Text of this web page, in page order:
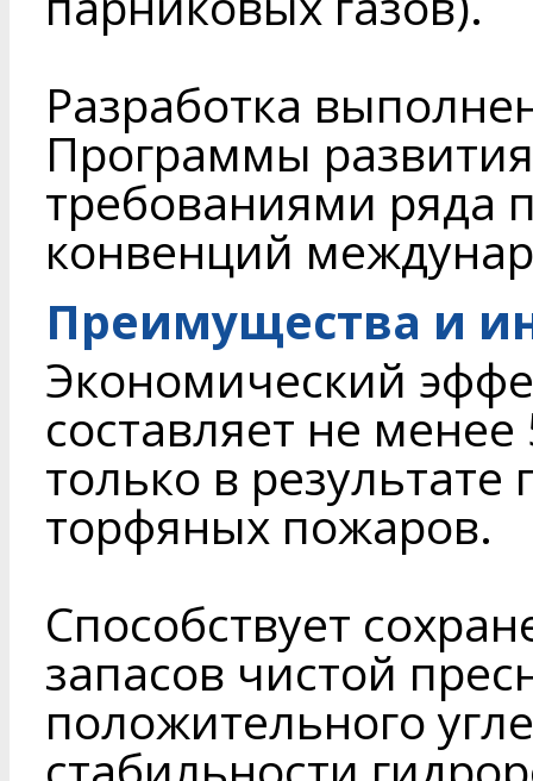
Разработка
Программы
требованиями ряда
конвенций
Преимущества и
Экономический
составляет не
только в
торфяных пожаров.
Способствует
запасов чистой
положительного